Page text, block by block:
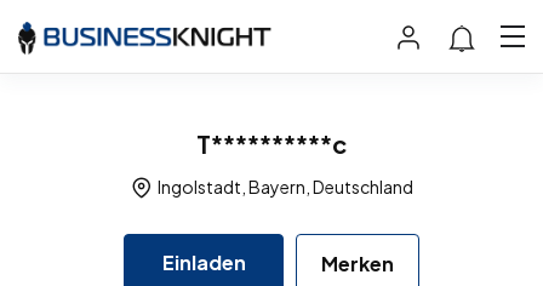
T**********c
Ingolstadt, Bayern, Deutschland
Einladen Merken